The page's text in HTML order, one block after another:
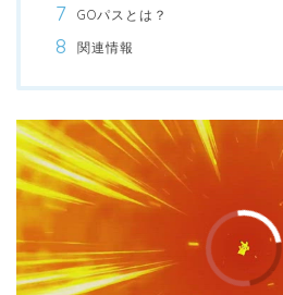
GOパスとは？
関連情報